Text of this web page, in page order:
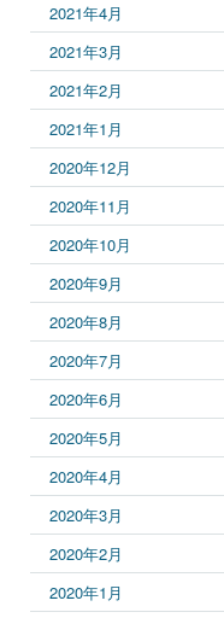
2021年4月
2021年3月
2021年2月
2021年1月
2020年12月
2020年11月
2020年10月
2020年9月
2020年8月
2020年7月
2020年6月
2020年5月
2020年4月
2020年3月
2020年2月
2020年1月